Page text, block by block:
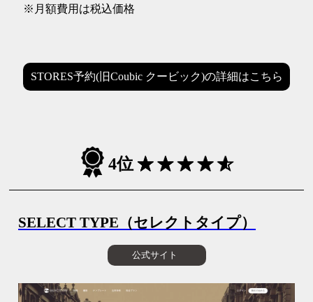
※月額費用は税込価格
STORES予約(旧Coubic クービック)の詳細はこちら
4位
SELECT TYPE（セレクトタイプ）
公式サイト